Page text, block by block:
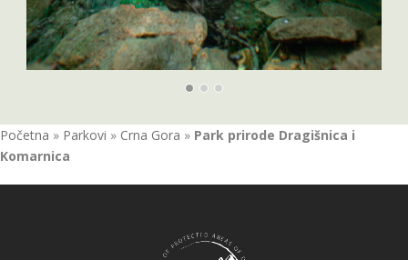
Početna » Parkovi » Crna Gora » Park prirode Dragišnica i
Komarnica